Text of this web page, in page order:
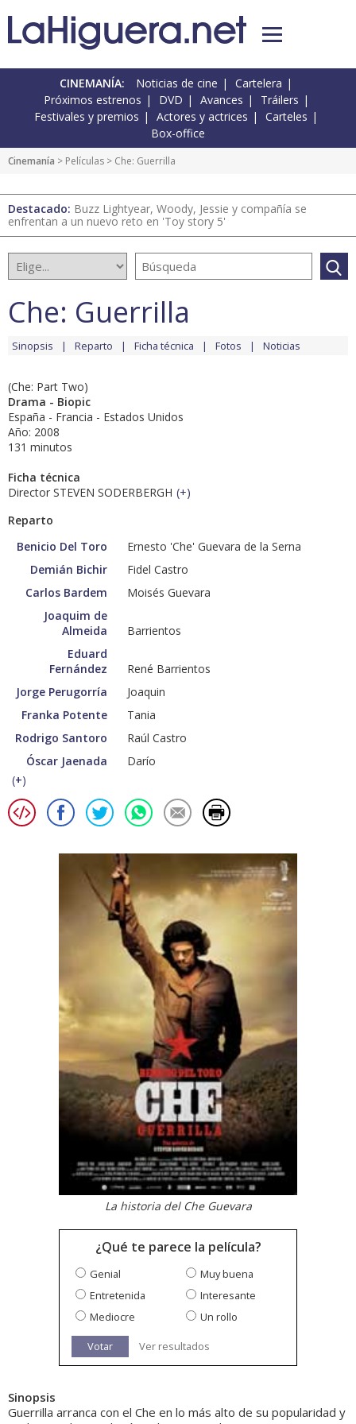
CINEMANÍA: Noticias de cine
Cartelera
Próximos estrenos
DVD Avances
Tráilers
Festivales y premios
Actores y actrices
Carteles
Box-office
Cinemanía > Películas > Che: Guerrilla
Destacado: Buzz Lightyear, Woody, Jessie y compañía se
enfrentan a un nuevo reto en 'Toy story 5'
Che: Guerrilla
Sinopsis Reparto Ficha técnica Fotos Noticias
(Che: Part Two)
Drama - Biopic
España - Francia - Estados Unidos
Año: 2008
131 minutos
Ficha técnica
Director STEVEN SODERBERGH (+)
Reparto
Benicio Del Toro
Ernesto 'Che' Guevara de la Serna
Demián Bichir
Fidel Castro
Carlos Bardem
Moisés Guevara
Joaquim de
Almeida
Barrientos
Eduard
Fernández
René Barrientos
Jorge Perugorría
Joaquin
Franka Potente
Tania
Rodrigo Santoro
Raúl Castro
Óscar Jaenada
Darío
(+)
La historia del Che Guevara
¿Qué te parece la película?
Genial
Muy buena
Entretenida
Interesante
Mediocre
Un rollo
Votar Ver resultados
Sinopsis
Guerrilla arranca con el Che en lo más alto de su popularidad y